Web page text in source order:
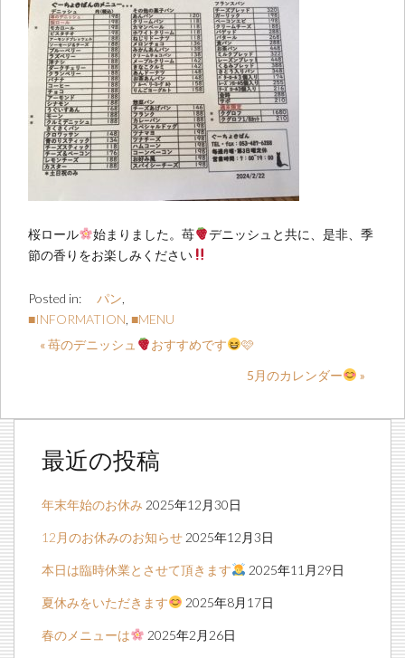
桜ロール 始まりました。苺
デニッシュと共に、是非、季
節の香りをお楽しみください
Posted in: パン
■INFORMATION ■MENU
« 苺のデニッシュ
おすすめです
🩷
5月のカレンダー
»
最近の投稿
年末年始のお休み 2025年12月30日
12月のお休みのお知らせ 2025年12月3日
本日は臨時休業とさせて頂きます 2025年11月29日
夏休みをいただきます 2025年8月17日
春のメニューは 2025年2月26日